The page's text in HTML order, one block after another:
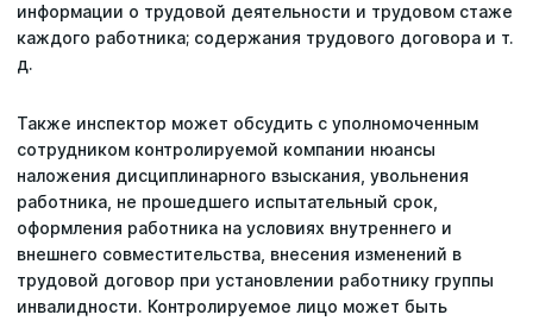
информации о трудовой деятельности и трудовом стаже
каждого работника; содержания трудового договора и т.
д.
Также инспектор может обсудить с уполномоченным
сотрудником контролируемой компании нюансы
наложения дисциплинарного взыскания, увольнения
работника, не прошедшего испытательный срок,
оформления работника на условиях внутреннего и
внешнего совместительства, внесения изменений в
трудовой договор при установлении работнику группы
инвалидности. Контролируемое лицо может быть